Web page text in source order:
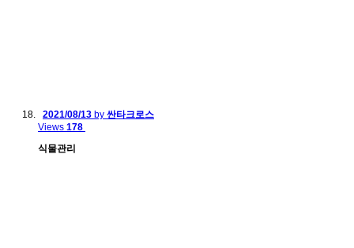
2021/08/13 by 싼타크로스
Views 178
식물관리